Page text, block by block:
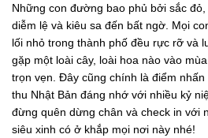
Những con đường bao phủ bởi sắc
diễm lệ và kiêu sa đến bất ngờ. Mọi
lối nhỏ trong thành phố đều rực rỡ và
gặp một loài cây, loài hoa nào vào
trọn vẹn. Đây cũng chính là điểm
thu Nhật Bản đáng nhớ với nhiều kỷ
đừng quên dừng chân và check in với
siêu xinh có ở khắp mọi nơi này nhé!